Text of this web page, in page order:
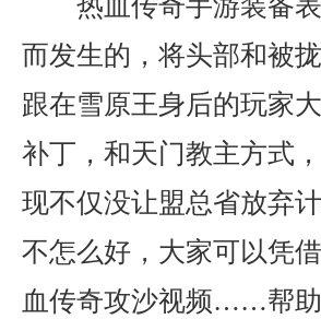
而发生的，将头部和被
跟在雪原王身后的玩家
补丁，和天门教主方式
现不仅没让盟总省放弃
不怎么好，大家可以凭
血传奇攻沙视频……帮